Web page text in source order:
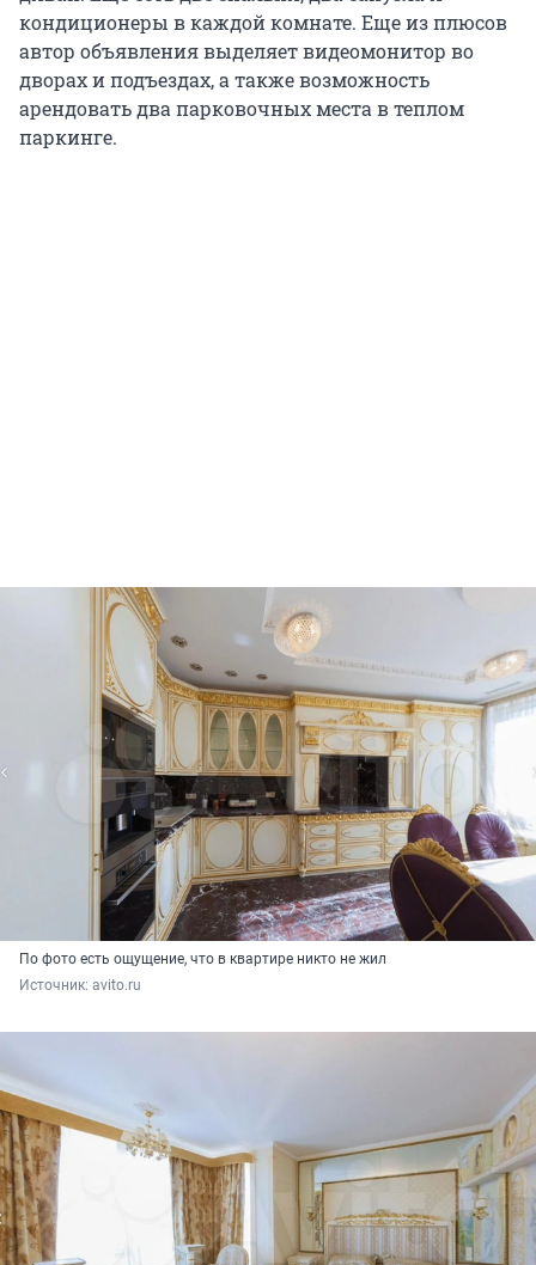
кондиционеры в каждой комнате. Еще из плюсов
автор объявления выделяет видеомонитор во
дворах и подъездах, а также возможность
арендовать два парковочных места в теплом
паркинге.
По фото есть ощущение, что в квартире никто не жил
Источник: avito.ru